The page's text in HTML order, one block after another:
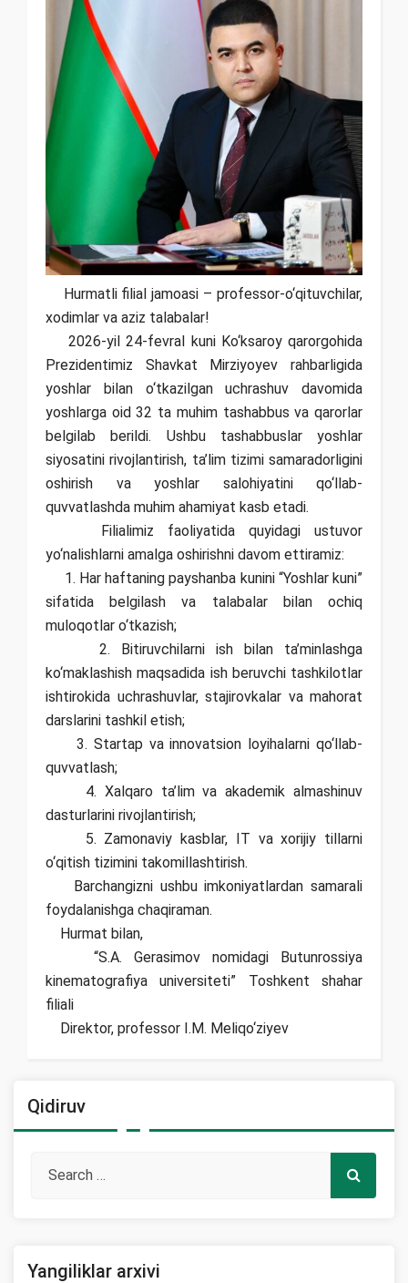
Hurmatli filial jamoasi – professor-o‘qituvchilar,
xodimlar va aziz talabalar!
2026-yil 24-fevral kuni Ko‘ksaroy qarorgohida
Prezidentimiz Shavkat Mirziyoyev rahbarligida
yoshlar bilan o‘tkazilgan uchrashuv davomida
yoshlarga oid 32 ta muhim tashabbus va qarorlar
belgilab berildi. Ushbu tashabbuslar yoshlar
siyosatini rivojlantirish, ta’lim tizimi samaradorligini
oshirish va yoshlar salohiyatini qo‘llab-
quvvatlashda muhim ahamiyat kasb etadi.
Filialimiz faoliyatida quyidagi ustuvor
yo‘nalishlarni amalga oshirishni davom ettiramiz:
1. Har haftaning payshanba kunini “Yoshlar kuni”
sifatida belgilash va talabalar bilan ochiq
muloqotlar o‘tkazish;
2. Bitiruvchilarni ish bilan ta’minlashga
ko‘maklashish maqsadida ish beruvchi tashkilotlar
ishtirokida uchrashuvlar, stajirovkalar va mahorat
darslarini tashkil etish;
3. Startap va innovatsion loyihalarni qo‘llab-
quvvatlash;
4. Xalqaro ta’lim va akademik almashinuv
dasturlarini rivojlantirish;
5. Zamonaviy kasblar, IT va xorijiy tillarni
o‘qitish tizimini takomillashtirish.
Barchangizni ushbu imkoniyatlardan samarali
foydalanishga chaqiraman.
Hurmat bilan,
“S.A. Gerasimov nomidagi Butunrossiya
kinematografiya universiteti” Toshkent shahar
filiali
Direktor, professor I.M. Meliqo‘ziyev
Qidiruv
Yangiliklar arxivi